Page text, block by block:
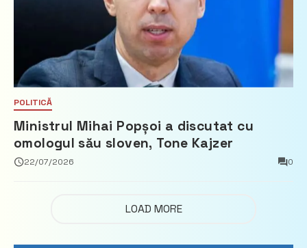
POLITICĂ
Ministrul Mihai Popșoi a discutat cu
omologul său sloven, Tone Kajzer
22/07/2026 0
LOAD MORE